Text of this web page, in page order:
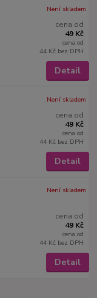
cena od
49 Kč
cena od
44 Kč bez DPH
Není skladem
Detail
cena od
49 Kč
cena od
44 Kč bez DPH
Není skladem
Detail
cena od
49 Kč
cena od
44 Kč bez DPH
Není skladem
Detail